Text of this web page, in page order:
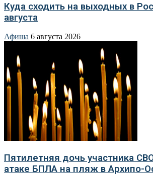
Куда сходить на выходных в
августа
Афиша 6 августа 2026
Пятилетняя дочь участника
атаке БПЛА на пляж в Архипо-